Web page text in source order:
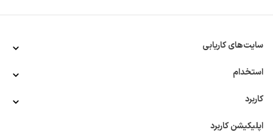
سایت‌های کاریابی
استخدام
کاربرد
اپلیکیشن کاربرد